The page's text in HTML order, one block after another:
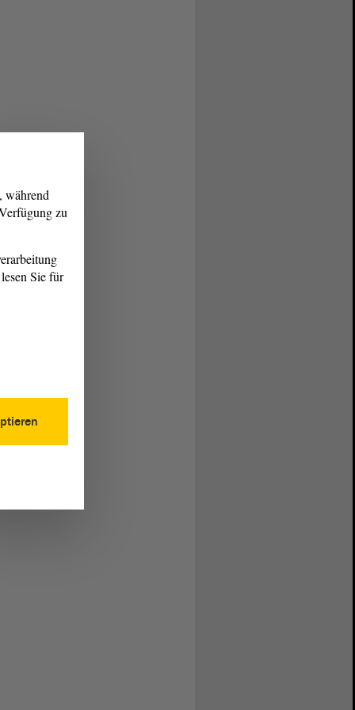
während
zu
Sie für